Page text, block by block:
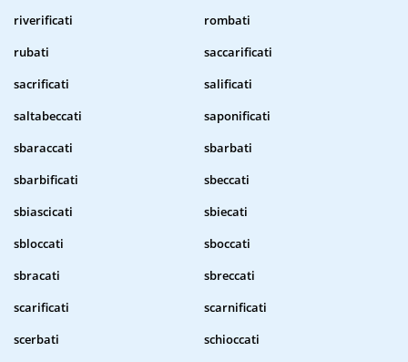
riverificati
rombati
rubati
saccarificati
sacrificati
salificati
saltabeccati
saponificati
sbaraccati
sbarbati
sbarbificati
sbeccati
sbiascicati
sbiecati
sbloccati
sboccati
sbracati
sbreccati
scarificati
scarnificati
scerbati
schioccati